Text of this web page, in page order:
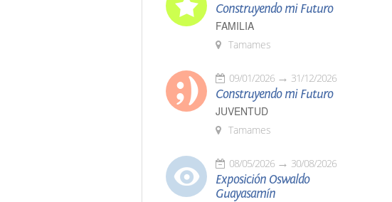
Construyendo mi Futuro
FAMILIA
Tamames
09/01/2026 31/12/2026
Construyendo mi Futuro
JUVENTUD
Tamames
08/05/2026 30/08/2026
Exposición Oswaldo
Guayasamín